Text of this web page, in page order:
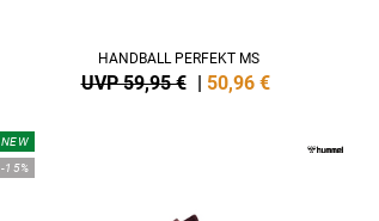
HANDBALL PERFEKT MS
UVP 59,95 € | 50,96 €
NEW
-15%